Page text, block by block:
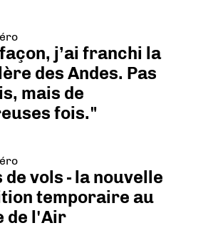
j’ai franchi la
des Andes. Pas
mais de
fois."
de vols - la nouvelle
temporaire au
de l'Air